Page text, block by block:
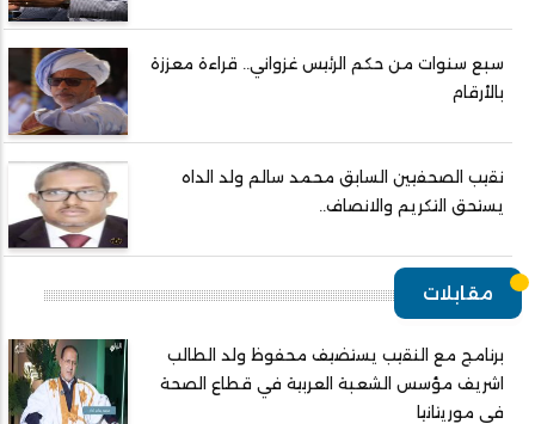
سبع سنوات من حكم الرئيس غزواني.. قراءة معززة
بالأرقام
نقيب الصحفيين السابق محمد سالم ولد الداه
يستحق التكريم والانصاف..
مقابلات
برنامج مع النقيب يستضيف محفوظ ولد الطالب
اشريف مؤسس الشعبة العربية في قطاع الصحة
في موريتانيا